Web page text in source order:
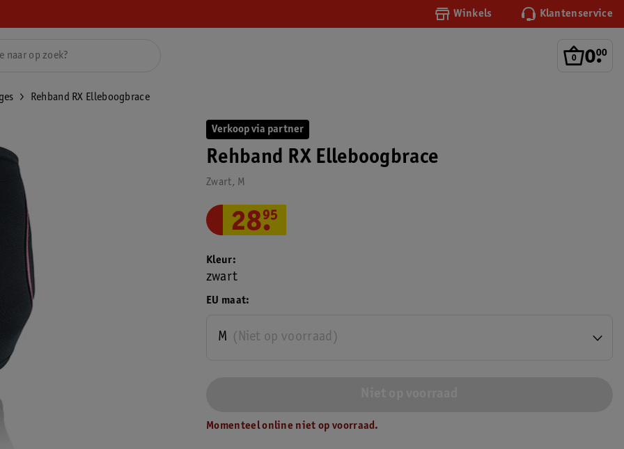
Winkels Klantenservice
0.
00
Rehband RX Elleboogbrace
Verkoop via partner
Rehband RX Elleboogbrace
Zwart, M
28.
95
EU maat
(Niet op voorraad)
M
Kleur
zwart
Momenteel online niet op voorraad.